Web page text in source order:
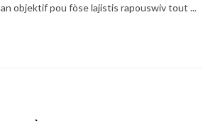
objektif pou fòse lajistis rapouswiv tout ...